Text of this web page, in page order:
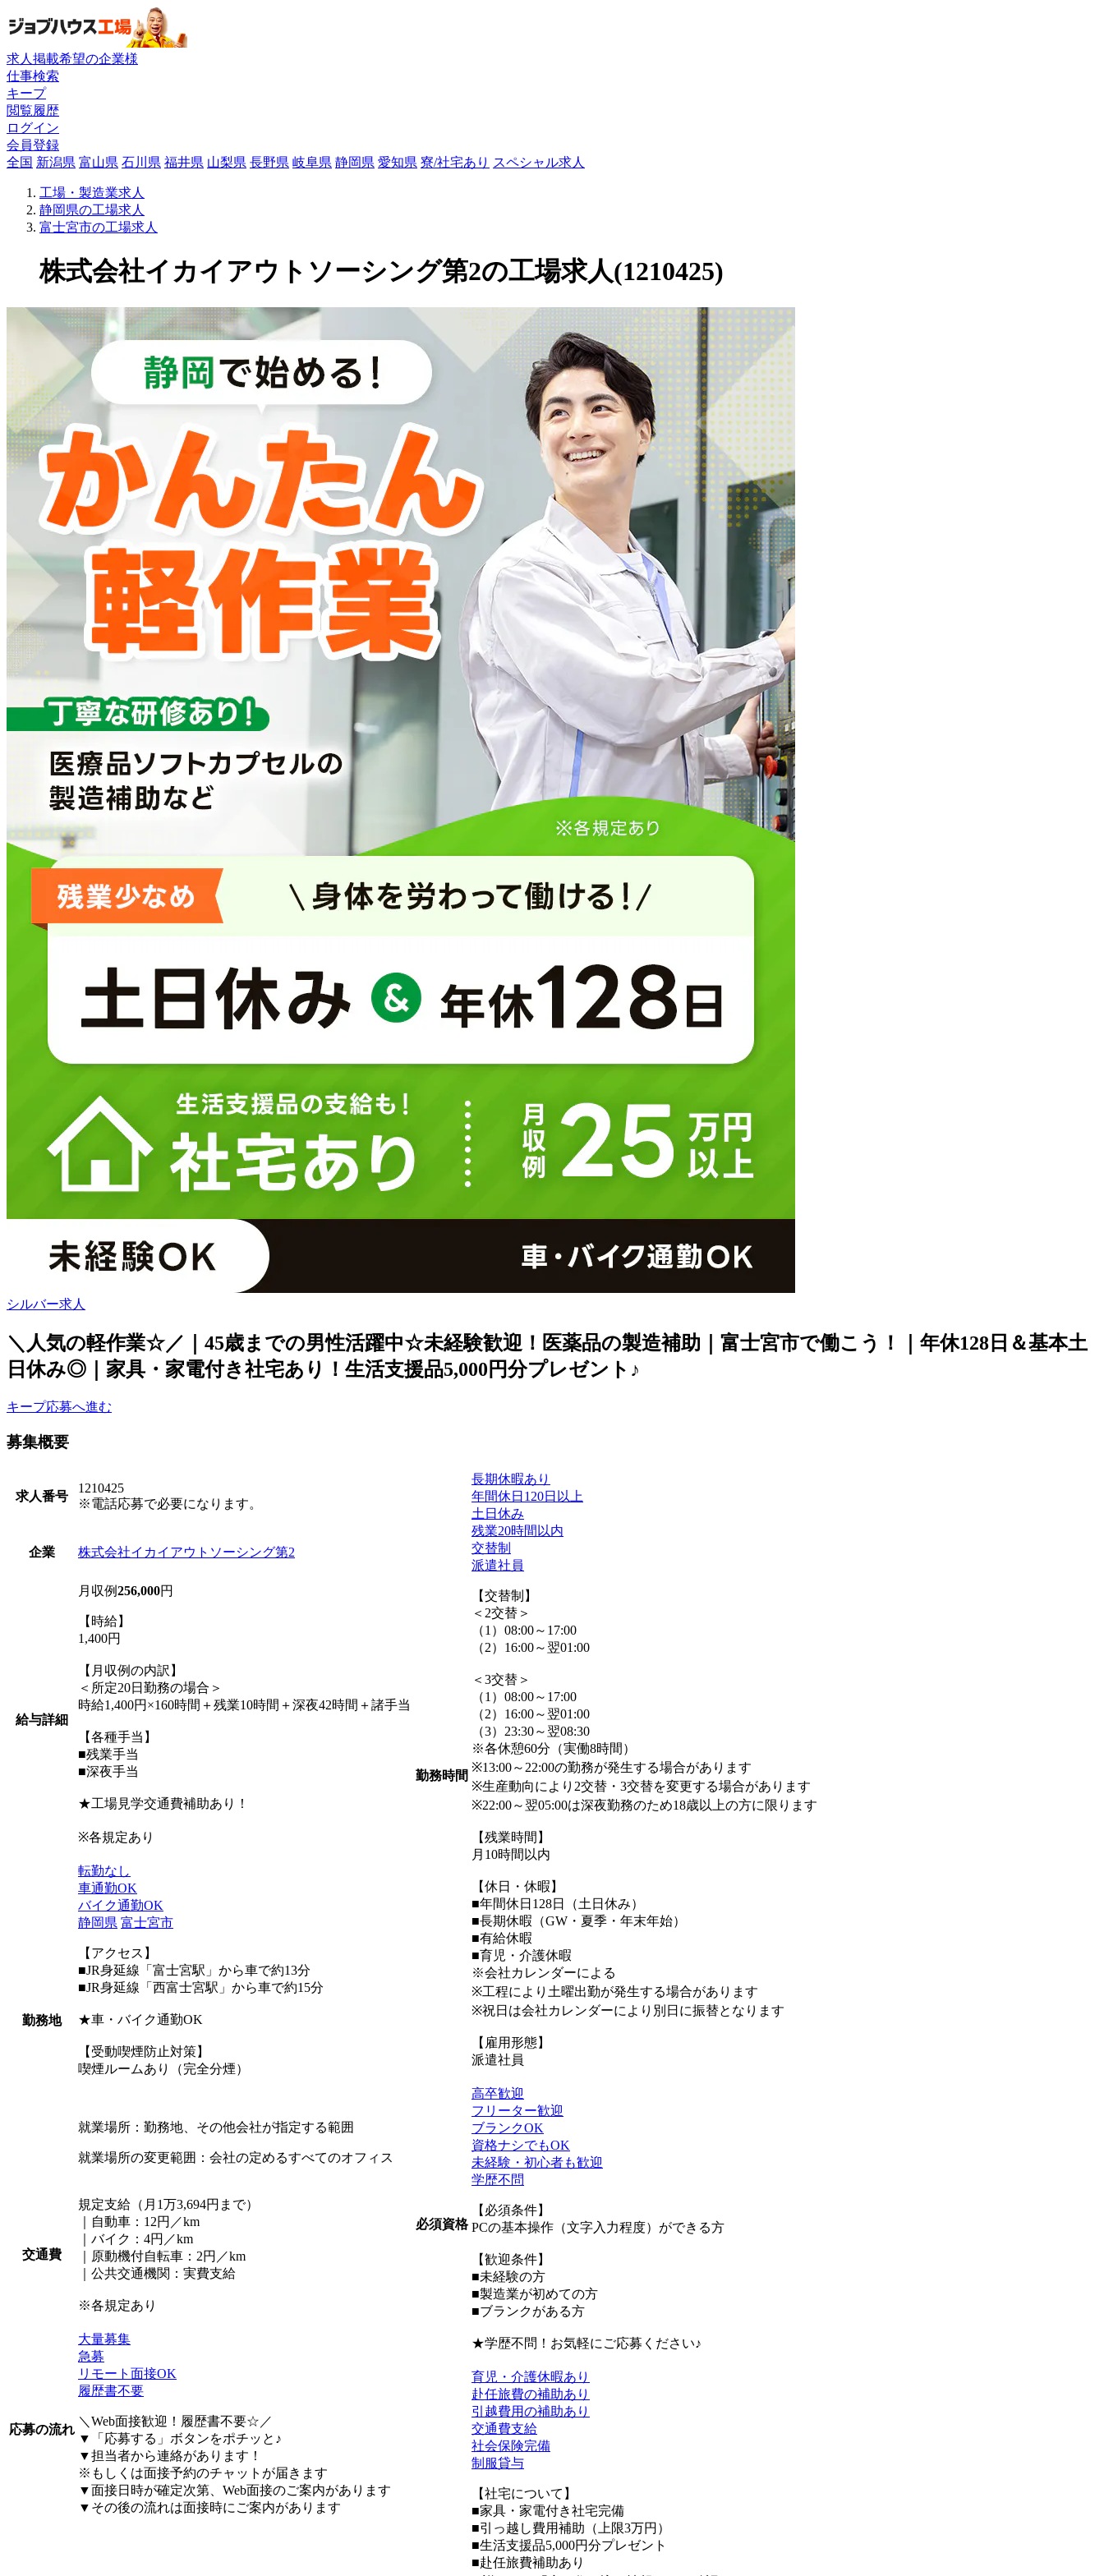
求人掲載希望の企業様
仕事検索
キープ
閲覧履歴
ログイン
会員登録
全国 新潟県 富山県 石川県 福井県 山梨県 長野県 岐阜県 静岡県 愛知県 寮/社宅あり スペシャル求人
工場・製造業求人
静岡県の工場求人
富士宮市の工場求人
株式会社イカイアウトソーシング第2の工場求人(1210425)
シルバー求人
＼人気の軽作業☆／｜45歳までの男性活躍中☆未経験歓迎！医薬品の製造補助｜富士宮市で働こう！｜年休128日＆基本土
日休み◎｜家具・家電付き社宅あり！生活支援品5,000円分プレゼント♪
キープ応募へ進む
募集概要
求人番号
1210425
※電話応募で必要になります。
企業 株式会社イカイアウトソーシング第2
給与詳細
月収例256,000円
【時給】
1,400円
【月収例の内訳】
＜所定20日勤務の場合＞
時給1,400円×160時間＋残業10時間＋深夜42時間＋諸手当
【各種手当】
■残業手当
■深夜手当
★工場見学交通費補助あり！
※各規定あり
勤務地
転勤なし
車通勤OK
バイク通勤OK
静岡県 富士宮市
【アクセス】
■JR身延線「富士宮駅」から車で約13分
■JR身延線「西富士宮駅」から車で約15分
★車・バイク通勤OK
【受動喫煙防止対策】
喫煙ルームあり（完全分煙）
就業場所：勤務地、その他会社が指定する範囲
就業場所の変更範囲：会社の定めるすべてのオフィス
交通費
規定支給（月1万3,694円まで）
｜自動車：12円／km
｜バイク：4円／km
｜原動機付自転車：2円／km
｜公共交通機関：実費支給
※各規定あり
応募の流れ
大量募集
急募
リモート面接OK
履歴書不要
＼Web面接歓迎！履歴書不要☆／
▼「応募する」ボタンをポチッと♪
▼担当者から連絡があります！
※もしくは面接予約のチャットが届きます
▼面接日時が確定次第、Web面接のご案内があります
▼その後の流れは面接時にご案内があります
勤務時間
長期休暇あり
年間休日120日以上
土日休み
残業20時間以内
交替制
派遣社員
【交替制】
＜2交替＞
（1）08:00～17:00
（2）16:00～翌01:00
＜3交替＞
（1）08:00～17:00
（2）16:00～翌01:00
（3）23:30～翌08:30
※各休憩60分（実働8時間）
※13:00～22:00の勤務が発生する場合があります
※生産動向により2交替・3交替を変更する場合があります
※22:00～翌05:00は深夜勤務のため18歳以上の方に限ります
【残業時間】
月10時間以内
【休日・休暇】
■年間休日128日（土日休み）
■長期休暇（GW・夏季・年末年始）
■有給休暇
■育児・介護休暇
※会社カレンダーによる
※工程により土曜出勤が発生する場合があります
※祝日は会社カレンダーにより別日に振替となります
【雇用形態】
派遣社員
必須資格
高卒歓迎
フリーター歓迎
ブランクOK
資格ナシでもOK
未経験・初心者も歓迎
学歴不問
【必須条件】
PCの基本操作（文字入力程度）ができる方
【歓迎条件】
■未経験の方
■製造業が初めての方
■ブランクがある方
★学歴不問！お気軽にご応募ください♪
育児・介護休暇あり
赴任旅費の補助あり
引越費用の補助あり
交通費支給
社会保険完備
制服貸与
【社宅について】
■家具・家電付き社宅完備
■引っ越し費用補助（上限3万円）
■生活支援品5,000円分プレゼント
■赴任旅費補助あり